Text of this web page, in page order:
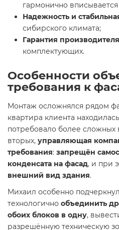
гармонично
Надежность и
сибирского климата;
Гарантия производителя
комплектующих.
Особенности
требования к
Монтаж осложнялся рядом
квартира клиента
потребовало более сложных
вторых, управляющая
требования: запрещён
конденсата на фасад, и при
внешний вид здания.
Михаил особенно
технологично объединить
обоих блоков в одну,
разрешённую техническую